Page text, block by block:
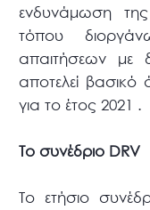
ενδυνάμωση
τόπου
απαιτήσεων με
αποτελεί
για το έτος 2021 .
Το συνέδριο DRV
Το ετήσιο